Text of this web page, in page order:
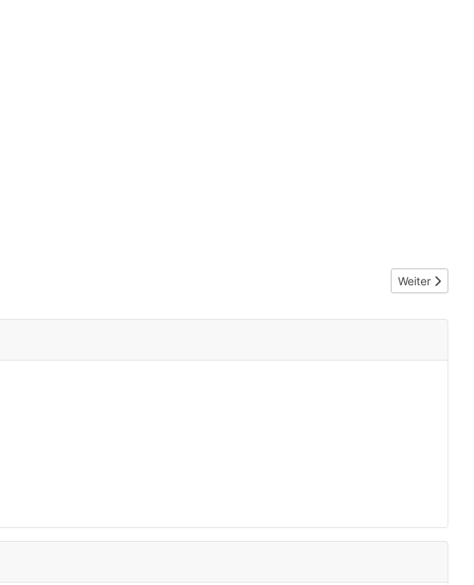
Nächster
Weiter